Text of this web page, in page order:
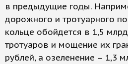
в предыдущие годы.
дорожного и тротуарного
кольце обойдется в 1,5
тротуаров и мощение их
рублей, а озеленение – 1,3